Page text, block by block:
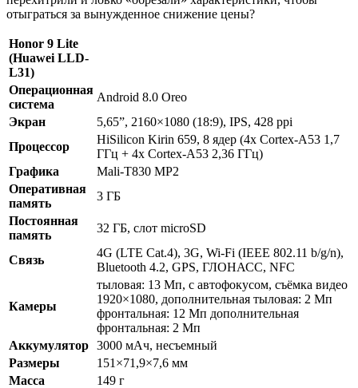
отыграться за вынужденное снижение цены?
Honor 9 Lite
(Huawei LLD-
L31)
Операционная
система
Android 8.0 Oreo
Экран
5,65”, 2160×1080 (18:9), IPS, 428 ppi
Процессор
HiSilicon Kirin 659, 8 ядер (4x Cortex-A53 1,7
ГГц + 4x Cortex-A53 2,36 ГГц)
Графика
Mali-T830 MP2
Оперативная
память
3 ГБ
Постоянная
память
32 ГБ, слот microSD
Связь
4G (LTE Cat.4), 3G, Wi-Fi (IEEE 802.11 b/g/n),
Bluetooth 4.2, GPS, ГЛОНАСС, NFC
Камеры
тыловая: 13 Мп, с автофокусом, съёмка видео
1920×1080, дополнительная тыловая: 2 Мп
фронтальная: 12 Мп дополнительная
фронтальная: 2 Мп
Аккумулятор 3000 мАч, несъемный
Размеры
151×71,9×7,6 мм
Масса
149 г